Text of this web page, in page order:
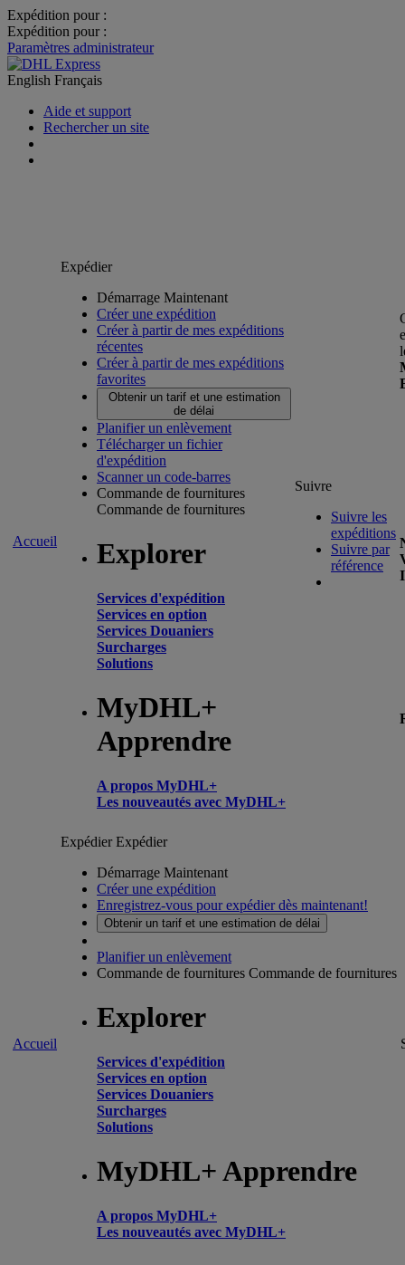
Expédition pour :
Expédition pour :
Paramètres administrateur
English Français
Aide et support
Rechercher un site
Accueil
Expédier
Démarrage Maintenant
Créer une expédition
Créer à partir de mes expéditions
récentes
Créer à partir de mes expéditions
favorites
Obtenir un tarif et une estimation
de délai
Planifier un enlèvement
Télécharger un fichier
d'expédition
Scanner un code-barres
Commande de fournitures
Commande de fournitures
Explorer
Services d'expédition
Services en option
Services Douaniers
Surcharges
Solutions
MyDHL+
Apprendre
A propos MyDHL+
Les nouveautés avec MyDHL+
Suivre
Suivre les
expéditions
Suivre par
référence
Accueil
ExpédierExpédier
Démarrage Maintenant
Créer une expédition
Enregistrez-vous pour expédier dès maintenant!
Obtenir un tarif et une estimation de délai
Planifier un enlèvement
Commande de fournitures Commande de fournitures
Explorer
Services d'expédition
Services en option
Services Douaniers
Surcharges
Solutions
MyDHL+ Apprendre
A propos MyDHL+
Les nouveautés avec MyDHL+